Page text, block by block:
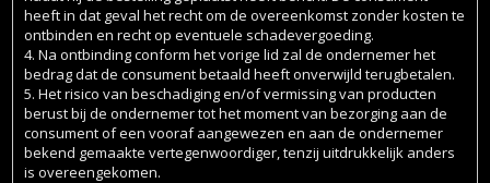
heeft in dat geval het recht om de overeenkomst zonder kosten te
ontbinden en recht op eventuele schadevergoeding.
4. Na ontbinding conform het vorige lid zal de ondernemer het
bedrag dat de consument betaald heeft onverwijld terugbetalen.
5. Het risico van beschadiging en/of vermissing van producten
berust bij de ondernemer tot het moment van bezorging aan de
consument of een vooraf aangewezen en aan de ondernemer
bekend gemaakte vertegenwoordiger, tenzij uitdrukkelijk anders
is overeengekomen.